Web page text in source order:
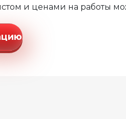
и ценами на работы